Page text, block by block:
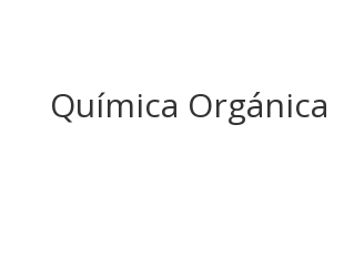
Química Orgánica